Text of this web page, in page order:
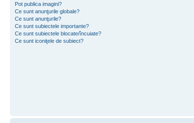
Pot publica imagini?
Ce sunt anunţurile globale?
Ce sunt anunţurile?
Ce sunt subiectele importante?
Ce sunt subiectele blocate/încuiate?
Ce sunt iconiţele de subiect?